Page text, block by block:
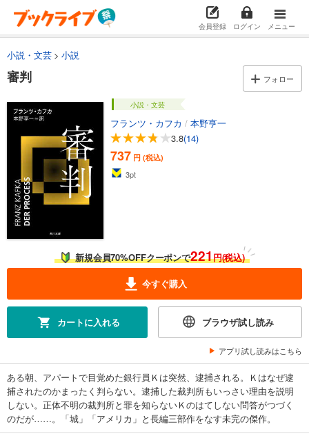
会員登録 ログイン メニュー
小説・文芸 小説
審判 フォロー
小説・文芸
フランツ・カフカ / 本野亨一
3.8(14)
737 円 (税込)
3pt
新規会員70%OFFクーポンで221円(税込)
今すぐ購入
カートに入れる ブラウザ試し読み
アプリ試し読みはこちら
ある朝、アパートで目覚めた銀行員Ｋは突然、逮捕される。Ｋはなぜ逮
捕されたのかまったく判らない。逮捕した裁判所もいっさい理由を説明
しない。正体不明の裁判所と罪を知らないＫのはてしない問答がつづく
のだが……。「城」「アメリカ」と長編三部作をなす未完の傑作。